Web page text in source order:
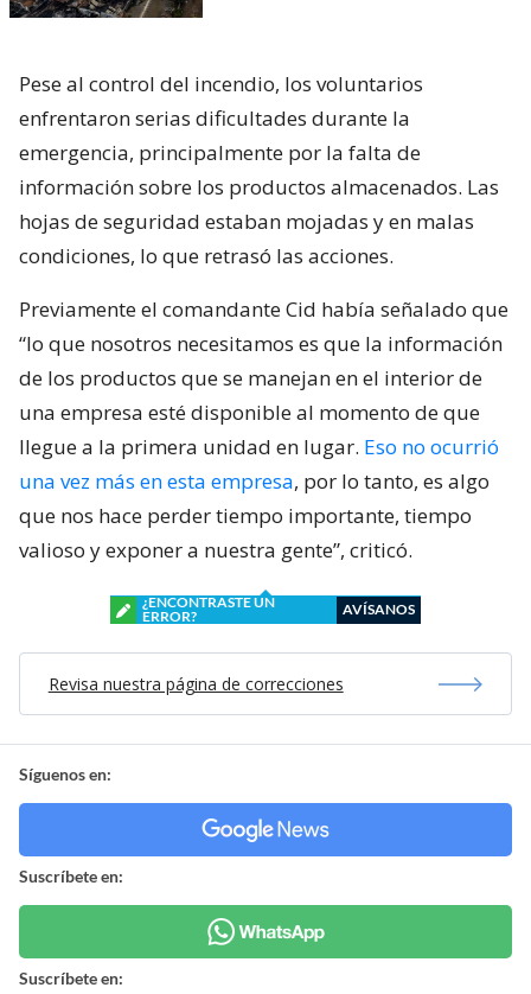
Pese al control del incendio, los voluntarios
enfrentaron serias dificultades durante la
emergencia, principalmente por la falta de
información sobre los productos almacenados. Las
hojas de seguridad estaban mojadas y en malas
condiciones, lo que retrasó las acciones.
Previamente el comandante Cid había señalado que
“lo que nosotros necesitamos es que la información
de los productos que se manejan en el interior de
una empresa esté disponible al momento de que
llegue a la primera unidad en lugar. Eso no ocurrió
una vez más en esta empresa, por lo tanto, es algo
que nos hace perder tiempo importante, tiempo
valioso y exponer a nuestra gente”, criticó.
¿ENCONTRASTE UN
ERROR?
AVÍSANOS
Revisa nuestra página de correcciones
Síguenos en:
Suscríbete en:
Suscríbete en: